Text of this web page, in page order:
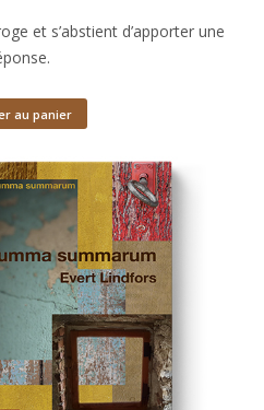
et s’abstient d’apporter une
au panier